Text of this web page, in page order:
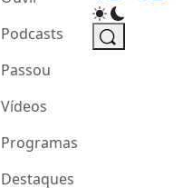
Podcasts
Passou
Vídeos
Programas
Destaques